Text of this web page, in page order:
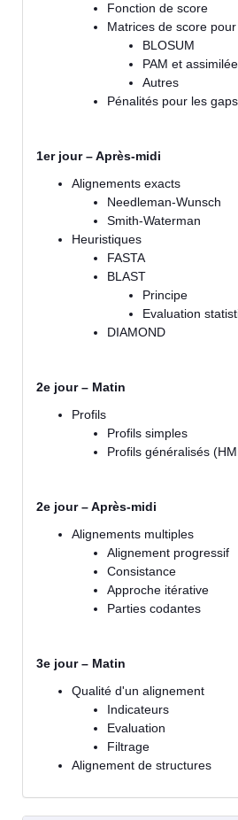
Fonction de score
Matrices de score
BLOSUM
PAM et
Autres
Pénalités pour les gaps
1er jour – Après-midi
Alignements exacts
Needleman-Wunsch
Smith-Waterman
Heuristiques
FASTA
BLAST
Principe
Evaluation
DIAMOND
2e jour – Matin
Profils
Profils simples
Profils généralisés
2e jour – Après-midi
Alignements multiples
Alignement progressif
Consistance
Approche itérative
Parties codantes
3e jour – Matin
Qualité d'un alignement
Indicateurs
Evaluation
Filtrage
Alignement de structures